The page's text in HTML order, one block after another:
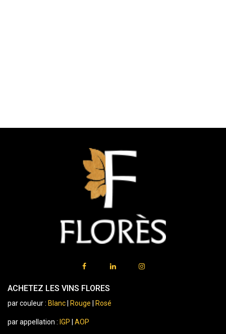
ACHETEZ LES VINS FLORES
par couleur : Blanc Rouge Rosé
par appellation : IGP AOP